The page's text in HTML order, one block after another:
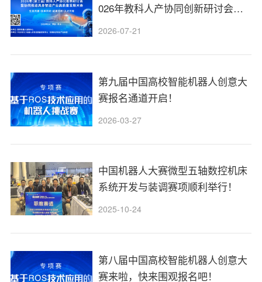
026年教科人产协同创新研讨会报
名通道开启！
2026-07-21
第九届中国高校智能机器人创意大
赛报名通道开启！
2026-03-27
中国机器人大赛微型五轴数控机床
系统开发与装调赛项顺利举行！
2025-10-24
第八届中国高校智能机器人创意大
赛来啦，快来围观报名吧！